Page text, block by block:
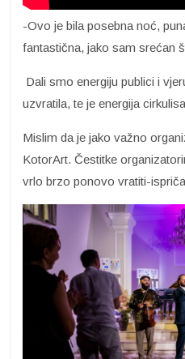
-Ovo je bila posebna noć,
fantastična, jako sam srećan
Dali smo energiju publici i
uzvratila, te je energija
Mislim da je jako važno
KotorArt. Čestitke
vrlo brzo ponovo vratiti-